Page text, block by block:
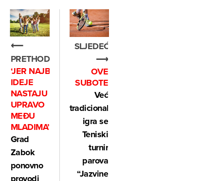
⟵
PRETHODNO
‘JER NAJBOLJE
IDEJE
NASTAJU
UPRAVO
MEĐU
MLADIMA’
Grad
Zabok
ponovno
provodi
SLJEDEĆE
⟶
OVE
SUBOTE
Već
tradicionalno,
igra se
Teniski
turnir
parova
“Jazvine